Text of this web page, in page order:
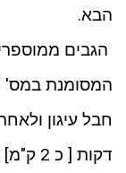
הבא.
דקות